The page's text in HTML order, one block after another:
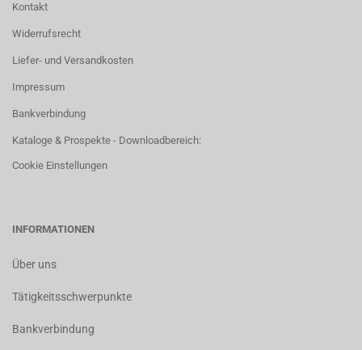
Kontakt
Widerrufsrecht
Liefer- und Versandkosten
Impressum
Bankverbindung
Kataloge & Prospekte - Downloadbereich:
Cookie Einstellungen
INFORMATIONEN
Über uns
Tätigkeitsschwerpunkte
Bankverbindung